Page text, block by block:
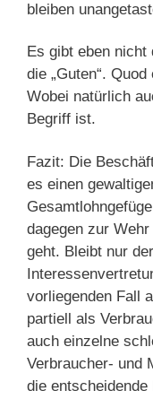
bleiben
Es gibt eben nicht
die „Guten“.
Wobei natürlich
Begriff ist.
Fazit: Die
es einen
dagegen zur
geht. Bleibt nur
vorliegenden Fall
partiell als
auch einzelne
Verbraucher- und
die